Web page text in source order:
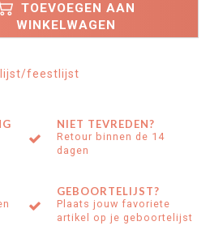
TOEVOEGEN AAN
WINKELWAGEN
feestlijst
NIET TEVREDEN?
Retour binnen de 14
dagen
GEBOORTELIJST?
Plaats jouw favoriete
artikel op je geboortelijst